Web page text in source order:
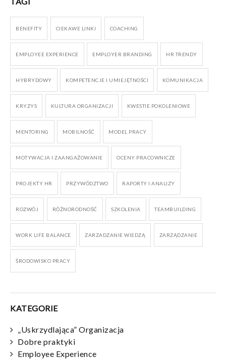
BENEFITY CIEKAWE LINKI COACHING
EMPLOYEE EXPERIENCE EMPLOYER BRANDING HR TRENDY
HYBRYDOWY KOMPETENCJE I UMIEJĘTNOŚCI KOMUNIKACJA
KRYZYS KULTURA ORGANIZACJI KWESTIE POKOLENIOWE
MENTORING MOBILNOŚĆ MODEL PRACY
MOTYWACJA I ZAANGAŻOWANIE OCENY PRACOWNICZE
PROJEKTY HR PRZYWÓDZTWO RAPORTY I ANALIZY
ROZWÓJ RÓŻNORODNOŚĆ SZKOLENIA TEAMBUILDING
WORK LIFE BALANCE ZARZADZANIE WIEDZĄ ZARZĄDZANIE
ŚRODOWISKO PRACY
KATEGORIE
„Uskrzydlająca” Organizacja
Dobre praktyki
Employee Experience